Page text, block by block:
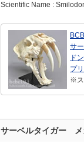
Scientific Name :
サ
ド
プ
※ス
サーベルタイガー メ